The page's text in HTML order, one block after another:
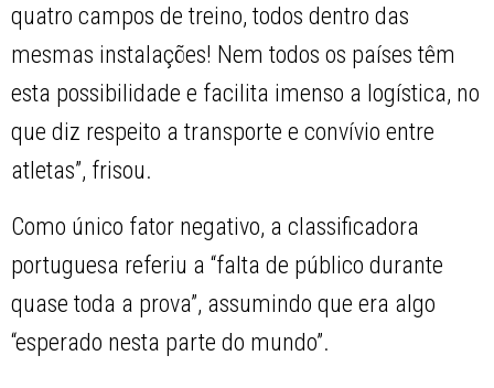
quatro campos de treino, todos dentro das
mesmas instalações! Nem todos os países têm
esta possibilidade e facilita imenso a logística, no
que diz respeito a transporte e convívio entre
atletas”, frisou.
Como único fator negativo, a classificadora
portuguesa referiu a “falta de público durante
quase toda a prova”, assumindo que era algo
“esperado nesta parte do mundo”.